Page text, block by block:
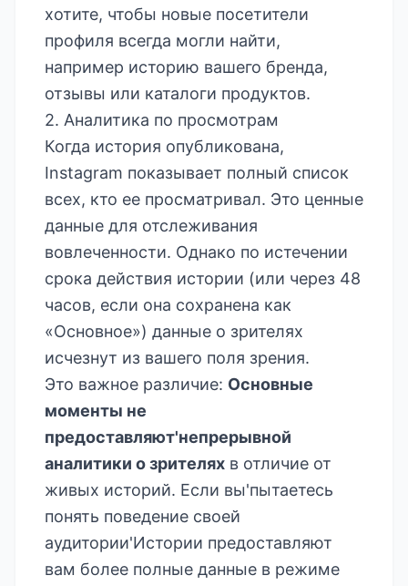
хотите, чтобы новые посетители
профиля всегда могли найти,
например историю вашего бренда,
отзывы или каталоги продуктов.
2. Аналитика по просмотрам
Когда история опубликована,
Instagram показывает полный список
всех, кто ее просматривал. Это ценные
данные для отслеживания
вовлеченности. Однако по истечении
срока действия истории (или через 48
часов, если она сохранена как
«Основное») данные о зрителях
исчезнут из вашего поля зрения.
Это важное различие: Основные
моменты не
предоставляют'непрерывной
аналитики о зрителях в отличие от
живых историй. Если вы'пытаетесь
понять поведение своей
аудитории'Истории предоставляют
вам более полные данные в режиме